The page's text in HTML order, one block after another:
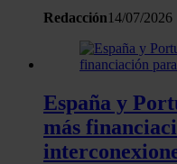
partir del uso que haya
Redacción14/07/2026
España y
más